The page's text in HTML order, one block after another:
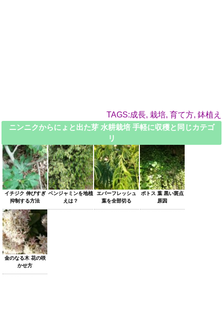
TAGS:成長, 栽培, 育て方, 鉢植え
ニンニクからにょと出た芽 水耕栽培 手軽に収穫と同じカテゴ
リ
イチジク 伸びすぎ
抑制する方法
ベンジャミンを地植
えは？
エバーフレッシュ
葉を全部切る
ポトス 葉 黒い斑点
原因
金のなる木 花の咲
かせ方